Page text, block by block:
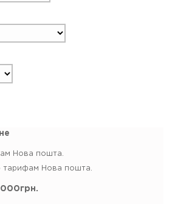
Нова пошта.
тарифам Нова пошта.